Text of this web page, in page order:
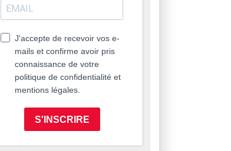
J'accepte de recevoir vos e-
mails et confirme avoir pris
connaissance de votre
politique de confidentialité et
mentions légales.
S'INSCRIRE